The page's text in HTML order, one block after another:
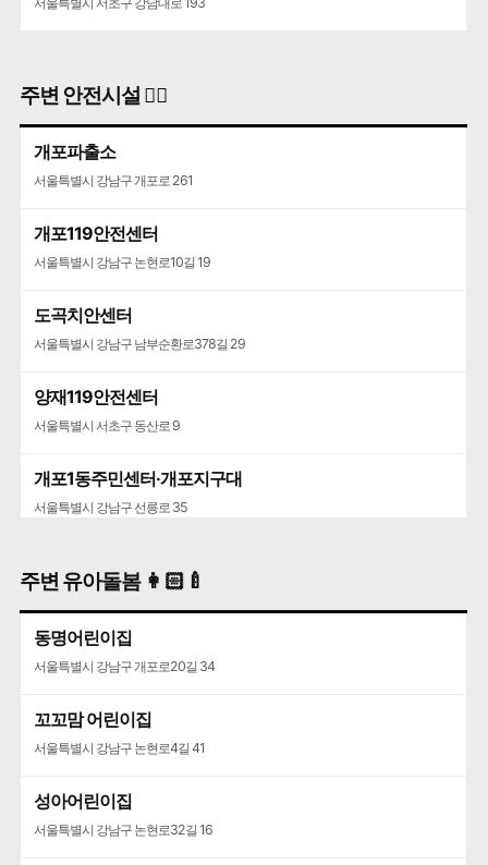
주변 안전시설 👮‍♀️
개포파출소
서울특별시 강남구 개포로 261
개포119안전센터
서울특별시 강남구 논현로10길 19
도곡치안센터
서울특별시 강남구 남부순환로378길 29
양재119안전센터
서울특별시 서초구 동산로 9
개포1동주민센터·개포지구대
서울특별시 강남구 선릉로 35
주변 유아돌봄 👩🏻‍🍼
동명어린이집
서울특별시 강남구 개포로20길 34
꼬꼬맘 어린이집
서울특별시 강남구 논현로4길 41
성아어린이집
서울특별시 강남구 논현로32길 16